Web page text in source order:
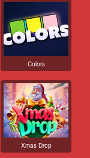
Colors
Xmas Drop